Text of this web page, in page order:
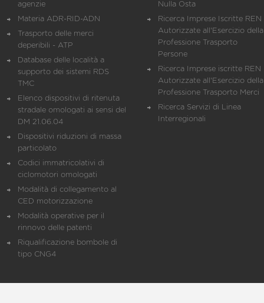
agenzie
Materia ADR-RID-ADN
Trasporto delle merci
deperibili - ATP
Database delle località a
supporto dei sistemi RDS
TMC
Elenco dispositivi di ritenuta
stradale omologati ai sensi del
DM 21.06.04
Dispositivi riduzioni di massa
particolato
Codici immatricolativi di
ciclomotori omologati
Modalità di collegamento al
CED motorizzazione
Modalità operative per il
rinnovo delle patenti
Riqualificazione bombole di
tipo CNG4
Nulla Osta
Ricerca Imprese Iscritte REN
Autorizzate all'Esercizio della
Professione Trasporto
Persone
Ricerca Imprese iscritte REN
Autorizzate all'Esercizio della
Professione Trasporto Merci
Ricerca Servizi di Linea
Interregionali